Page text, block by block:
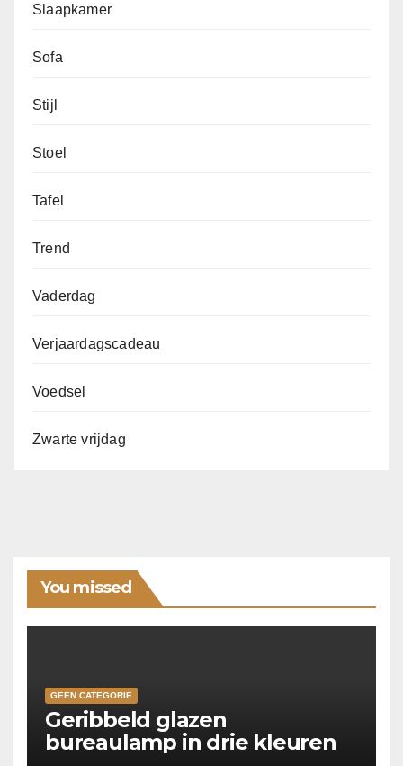
Slaapkamer
Sofa
Stijl
Stoel
Tafel
Trend
Vaderdag
Verjaardagscadeau
Voedsel
Zwarte vrijdag
You missed
GEEN CATEGORIE
Geribbeld glazen
bureaulamp in drie kleuren